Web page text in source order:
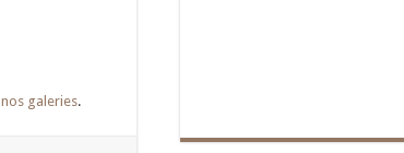
nos galeries.